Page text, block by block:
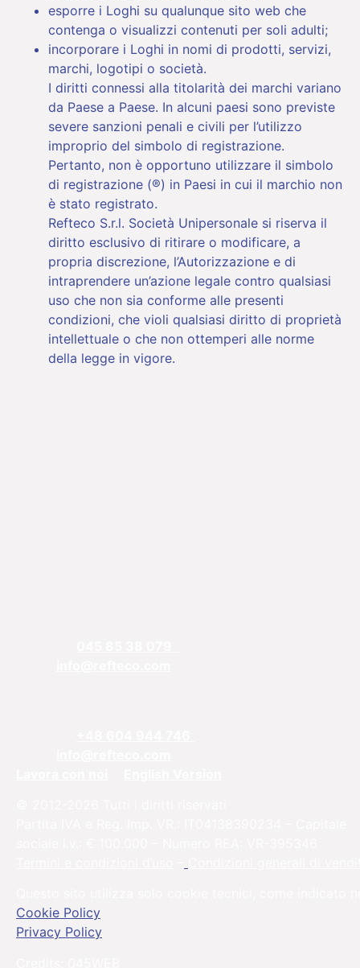
esporre i Loghi su qualunque sito web che
contenga o visualizzi contenuti per soli adulti;
incorporare i Loghi in nomi di prodotti, servizi,
marchi, logotipi o società.
I diritti connessi alla titolarità dei marchi variano
da Paese a Paese. In alcuni paesi sono previste
severe sanzioni penali e civili per l’utilizzo
improprio del simbolo di registrazione.
Pertanto, non è opportuno utilizzare il simbolo
di registrazione (®) in Paesi in cui il marchio non
è stato registrato.
Refteco S.r.l. Società Unipersonale si riserva il
diritto esclusivo di ritirare o modificare, a
propria discrezione, l’Autorizzazione e di
intraprendere un’azione legale contro qualsiasi
uso che non sia conforme alle presenti
condizioni, che violi qualsiasi diritto di proprietà
intellettuale o che non ottemperi alle norme
della legge in vigore.
Cookie Policy
Privacy Policy